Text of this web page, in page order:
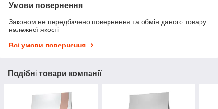
Умови повернення
Законом не передбачено повернення та обмін даного товару
належної якості
Всі умови повернення
Подібні товари компанії